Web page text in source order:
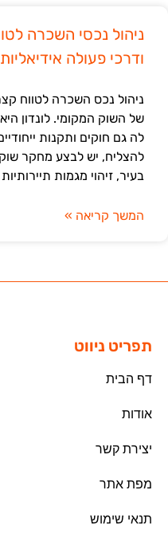
ניהול נכסי השכרה
ודרכי פעולה אידיאליות
ניהול נכס השכרה לטווח
של השוק המקומי. לונדון
לה גם חוקים ותקנות
להצליח, יש לבצע מחקר שוק
בעיר, זיהוי מגמות
המשך קריאה »
תפריט ניווט
דף הבית
אודות
יצירת קשר
מפת אתר
תנאי שימוש